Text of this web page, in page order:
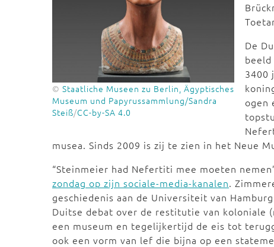
© Staatliche Museen zu Berlin, Ägyptisches
Museum und Papyrussammlung/Sandra
Steiß/CC-by-SA 4.0
De
3400
ogen
musea. Sinds 2009 is zij te zien in het Neue
“Steinmeier had Nefertiti mee moeten
zondag op zijn sociale-media-kanalen.
geschiedenis aan de Universiteit van
Duitse debat over de restitutie van koloniale
een museum en tegelijkertijd de eis tot
ook een vorm van lef die bijna op een